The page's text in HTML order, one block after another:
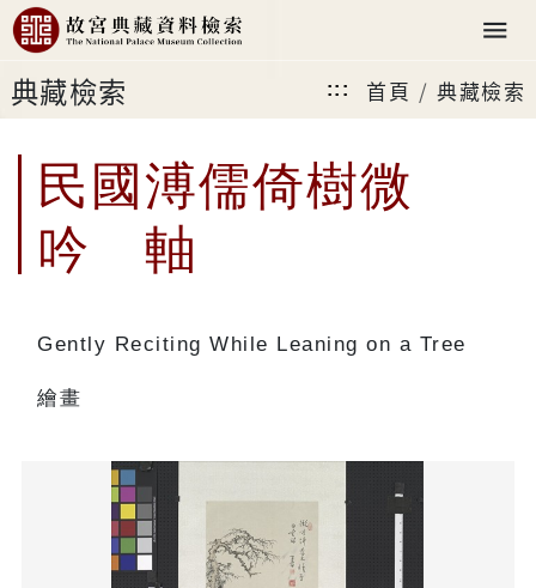
典藏檢索 ::: 首頁 典藏檢索
民國溥儒倚樹微
吟 軸
Gently Reciting While Leaning on a Tree
繪畫